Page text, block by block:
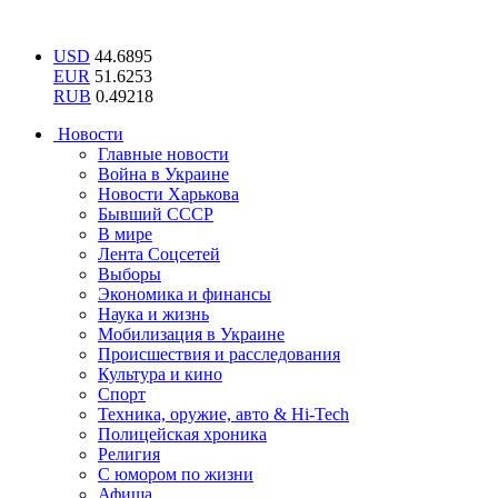
USD 44.6895
EUR 51.6253
RUB 0.49218
Новости
Главные новости
Война в Украине
Новости Харькова
Бывший СССР
В мире
Лента Соцсетей
Выборы
Экономика и финансы
Наука и жизнь
Мобилизация в Украине
Происшествия и расследования
Культура и кино
Спорт
Техника, оружие, авто & Hi-Tech
Полицейская хроника
Религия
С юмором по жизни
Афиша